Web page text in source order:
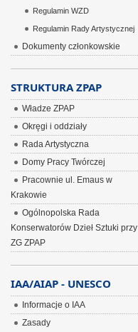
Regulamin WZD
Regulamin Rady Artystycznej
Dokumenty członkowskie
STRUKTURA ZPAP
Władze ZPAP
Okręgi i oddziały
Rada Artystyczna
Domy Pracy Twórczej
Pracownie ul. Emaus w
Krakowie
Ogólnopolska Rada
Konserwatorów Dzieł Sztuki przy
ZG ZPAP
IAA/AIAP - UNESCO
Informacje o IAA
Zasady